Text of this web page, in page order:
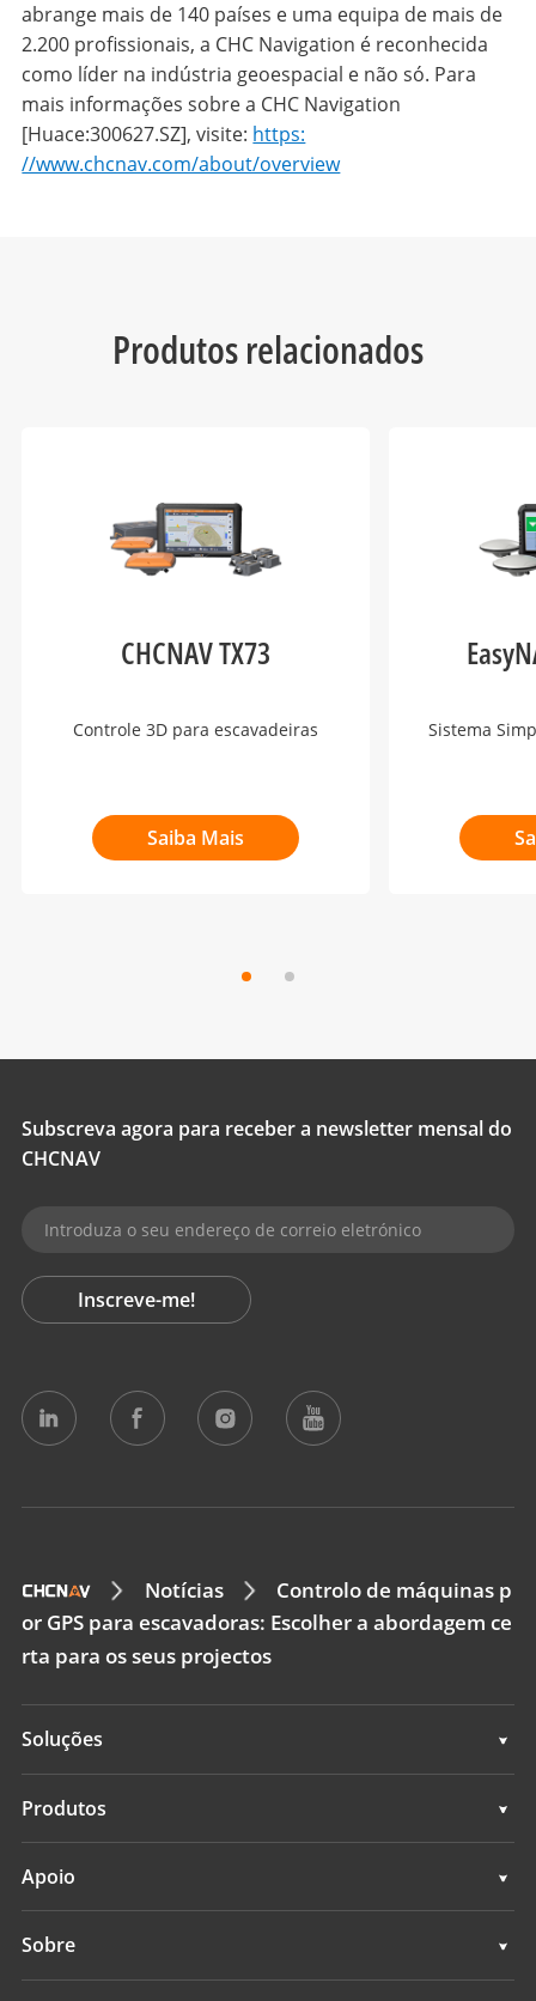
abrange mais de 140 países e uma equipa de mais de
2.200 profissionais, a CHC Navigation é reconhecida
como líder na indústria geoespacial e não só. Para
mais informações sobre a CHC Navigation
[Huace:300627.SZ], visite: https:
//www.chcnav.com/about/overview
Produtos relacionados
CHCNAV TX73
Controle 3D para escavadeiras
Saiba Mais
Sistema
Subscreva agora para receber a newsletter mensal do
CHCNAV
Inscreve-me!
Notícias
Controlo de máquinas p
or GPS para escavadoras: Escolher a abordagem ce
rta para os seus projectos
Soluções
Soluções
Produtos
Sistemas de controlo de máquinas
Todos os produtos
Apoio
Apoio
Sobre